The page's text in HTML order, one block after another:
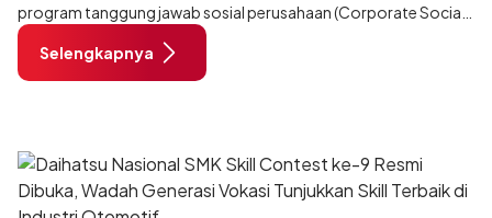
program tanggung jawab sosial perusahaan (Corporate Social
Responsibility/CSR) secara berkelanjutan kembali mendapat
apresiasi.
Selengkapnya